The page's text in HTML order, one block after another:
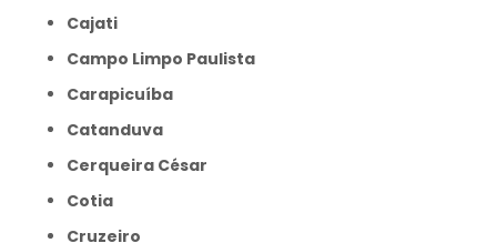
Cajati
Campo Limpo Paulista
Carapicuíba
Catanduva
Cerqueira César
Cotia
Cruzeiro